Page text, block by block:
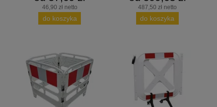
46,90 zł netto
do koszyka
487,50 zł netto
do koszyka